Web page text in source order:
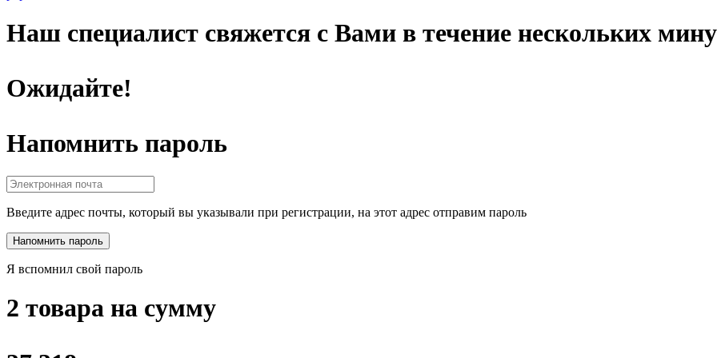
Наш специалист свяжется с Вами в течение нескольких
Ожидайте!
Напомнить пароль
Введите адрес почты, который вы указывали при регистрации, на этот адрес отправим пароль
Я вспомнил свой пароль
2 товара на сумму